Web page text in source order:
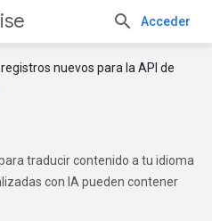
Acceder
nuevos para la API de
traducir contenido a tu idioma
con IA pueden contener